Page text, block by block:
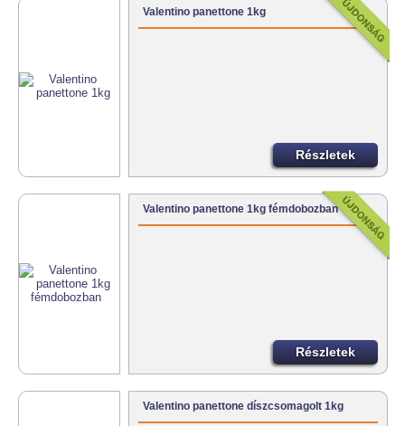
Valentino panettone 1kg
Részletek
Valentino panettone 1kg fémdobozban
Részletek
Valentino panettone díszcsomagolt 1kg